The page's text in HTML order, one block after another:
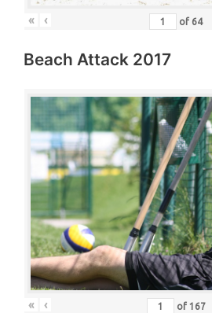
« ‹ of 64
Beach Attack 2017
« ‹ of 167